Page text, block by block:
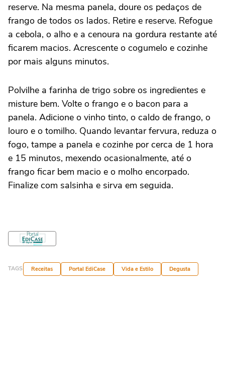
reserve. Na mesma panela, doure os pedaços de
frango de todos os lados. Retire e reserve. Refogue
a cebola, o alho e a cenoura na gordura restante até
ficarem macios. Acrescente o cogumelo e cozinhe
por mais alguns minutos.
Polvilhe a farinha de trigo sobre os ingredientes e
misture bem. Volte o frango e o bacon para a
panela. Adicione o vinho tinto, o caldo de frango, o
louro e o tomilho. Quando levantar fervura, reduza o
fogo, tampe a panela e cozinhe por cerca de 1 hora
e 15 minutos, mexendo ocasionalmente, até o
frango ficar bem macio e o molho encorpado.
Finalize com salsinha e sirva em seguida.
TAGS Receitas Portal EdiCase Vida e Estilo Degusta